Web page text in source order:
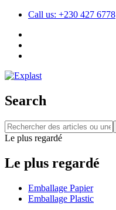
Call us: +230 427 6778
Search
Le plus regardé
Le plus regardé
Emballage Papier
Emballage Plastic